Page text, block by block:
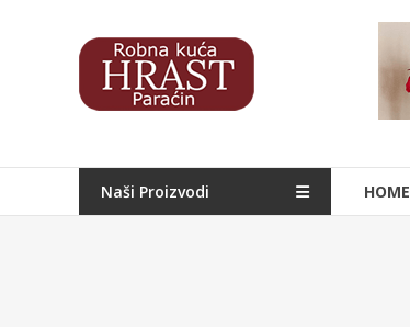
Hrast
Nameštaj
Naši Proizvodi HOME